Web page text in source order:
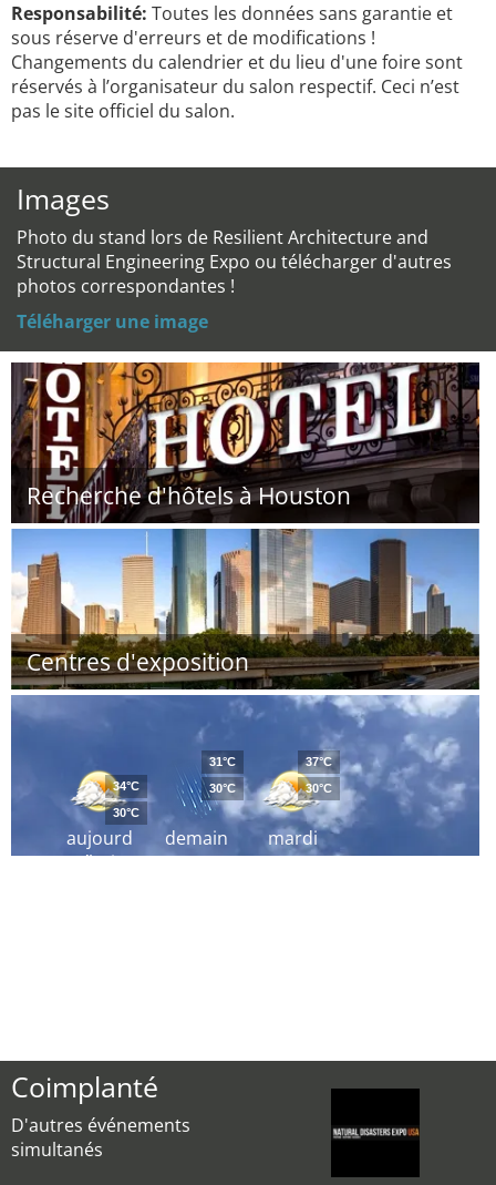
Responsabilité: Toutes les données sans garantie et
sous réserve d'erreurs et de modifications !
Changements du calendrier et du lieu d'une foire sont
réservés à l’organisateur du salon respectif. Ceci n’est
pas le site officiel du salon.
Images
Photo du stand lors de Resilient Architecture and
Structural Engineering Expo ou télécharger d'autres
photos correspondantes !
Téléharger une image
Recherche d'hôtels à Houston
Centres d'exposition
aujourd
´hui
34°C
30°C
demain
31°C
30°C
mardi
37°C
30°C
Coimplanté
D'autres événements
simultanés